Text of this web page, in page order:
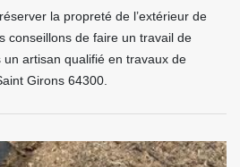
la propreté de l’extérieur de
conseillons de faire un travail de
artisan qualifié en travaux de
Girons 64300.